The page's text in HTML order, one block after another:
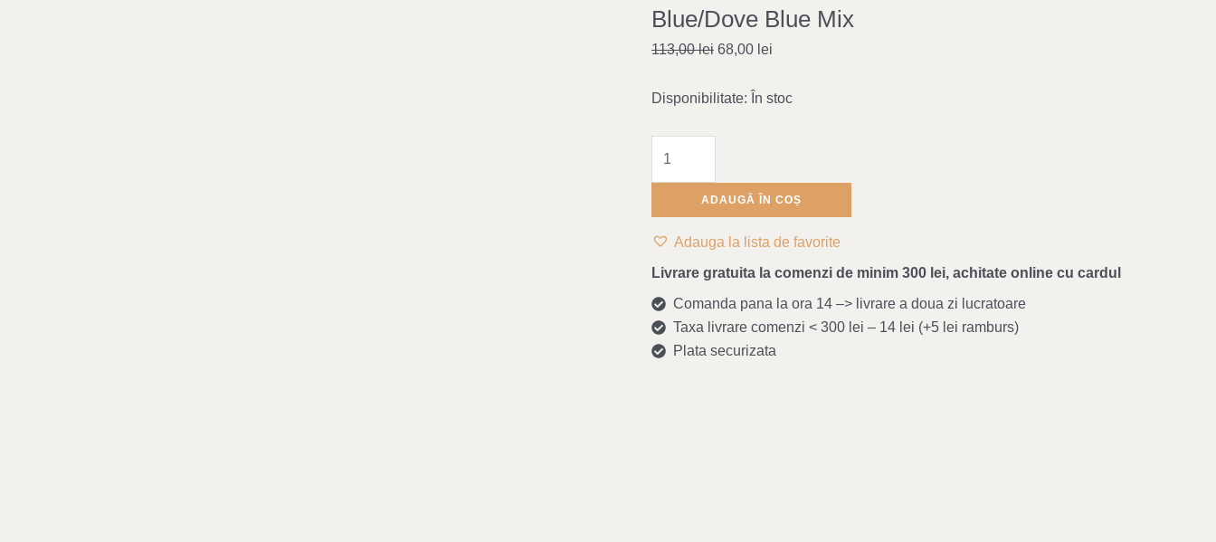
Blue/Dove Blue Mix
113,00lei 68,00 lei
Disponibilitate: În stoc
din
Liewood
Bear
Whale
ADAUGĂ ÎN COȘ
Adauga la lista de favorite
Livrare gratuita la comenzi de minim 300 lei, achitate online cu cardul
Comanda pana la ora 14 –> livrare a doua zi lucratoare
Taxa livrare comenzi < 300 lei – 14 lei (+5 lei ramburs)
Plata securizata